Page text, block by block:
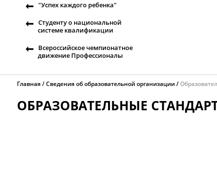
"Успех каждого ребенка"
Студенту о национальной
системе квалификации
Всероссийское чемпионатное
движение Профессионалы
Главная Сведения об образовательной организации
ОБРАЗОВАТЕЛЬНЫЕ